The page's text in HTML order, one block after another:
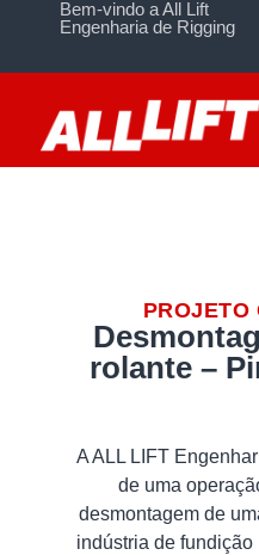
Bem-vindo a All Lift
Engenharia de Rigging
PROJETO
rolante –
A ALL LIFT
de uma
desmontagem de
indústria de fundição